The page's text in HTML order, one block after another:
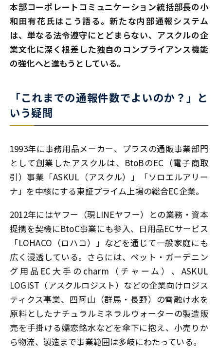
本部コーポレートコミュニケーション統括部長の小
和田有花氏はこう語る。新たな内部通報システム
は、単なる法令遵守にとどまらない、アスクルの企
業文化に深く根差した独自のコンプライアンス機能
の強化へと進もうとしている。
「これまでの通報件数でよいのか？」と
いう疑問
1993年に事務用品メーカー、プラスの通販事業部門
として創業したアスクルは、BtoBのEC（電子商取
引）事業「ASKUL（アスクル）」「ソロエルアリー
ナ」を中核にする東証プライム上場の総合EC企業。
2012年にはヤフー（現LINEヤフー）との業務・資本
提携を契機にBtoC事業にも参入、日用品ECサービス
「LOHACO（ロハコ）」などを通じて一般家庭にも
広く浸透している。さらには、ペット・ガーデニン
グ用品EC大手のcharm（チャーム）、ASKUL
LOGIST（アスクルロジスト）などの企業向けロジス
ティクス事業、四阿山（群馬・長野）の雪融け水を
原料としたナチュラルミネラルウォーターの製造販
売を手掛ける嬬恋銘水などを傘下に抱え、小売りか
ら物流、製造まで事業範囲は多岐にわたっている。